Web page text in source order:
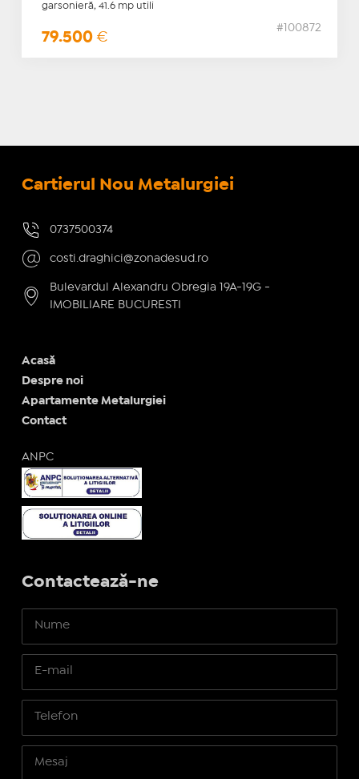
garsonieră, 41.6 mp utili
79.500 €
#100872
Cartierul Nou Metalurgiei
0737500374
costi.draghici@zonadesud.ro
Bulevardul Alexandru Obregia 19A-19G -
IMOBILIARE BUCURESTI
Acasă
Despre noi
Apartamente Metalurgiei
Contact
ANPC
Contactează-ne